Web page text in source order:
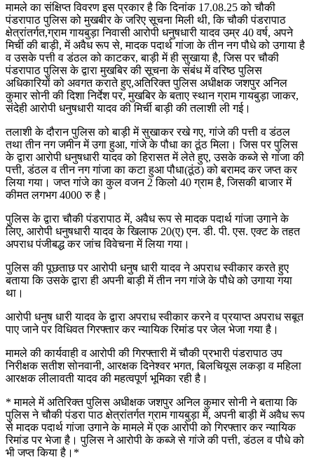
मामले का संक्षिप्त विवरण इस प्रकार है कि दिनांक 17.08.25 को चौकी
पंडरापाठ पुलिस को मुखबीर के जरिए सूचना मिली थी, कि चौकी पंडरापाठ
क्षेत्रांतर्गत,ग्राम गायबुड़ा निवासी आरोपी धनुषधारी यादव उम्र 40 वर्ष, अपने
मिर्ची की बाड़ी, में अवैध रूप से, मादक पदार्थ गांजा के तीन नग पौधे को उगाया है
व उसके पत्ती व डंठल को काटकर, बाड़ी में ही सुखाया है, जिस पर चौकी
पंडरापाठ पुलिस के द्वारा मुखबिर की सूचना के संबंध में वरिष्ठ पुलिस
अधिकारियों को अवगत कराते हुए,अतिरिक्त पुलिस अधीक्षक जशपुर अनिल
कुमार सोनी की दिशा निर्देश पर, मुखबिर के बताए स्थान ग्राम गायबुड़ा जाकर,
संदेही आरोपी धनुषधारी यादव की मिर्ची बाड़ी की तलाशी ली गई।
तलाशी के दौरान पुलिस को बाड़ी में सुखाकर रखे गए, गांजे की पत्ती व डंठल
तथा तीन नग जमीन में उगा हुआ, गांजे के पौधा का ठूंठ मिला। जिस पर पुलिस
के द्वारा आरोपी धनुषधारी यादव को हिरासत में लेते हुए, उसके कब्जे से गांजा की
पत्ती, डंठल व तीन नग गांजा का कटा हुआ पौधा(ठूंठ) को बरामद कर जप्त कर
लिया गया। जप्त गांजे का कुल वजन 2 किलो 40 ग्राम है, जिसकी बाजार में
कीमत लगभग 4000 रु है।
पुलिस के द्वारा चौकी पंडरापाठ में, अवैध रूप से मादक पदार्थ गांजा उगाने के
लिए, आरोपी धनुषधारी यादव के खिलाफ 20(ए) एन. डी. पी. एस. एक्ट के तहत
अपराध पंजीबद्ध कर जांच विवेचना में लिया गया।
पुलिस की पूछताछ पर आरोपी धनुष धारी यादव ने अपराध स्वीकार करते हुए
बताया कि उसके द्वारा ही अपनी बाड़ी में तीन नग गांजे के पौधे को उगाया गया
था।
आरोपी धनुष धारी यादव के द्वारा अपराध स्वीकार करने व प्रयाप्त अपराध सबूत
पाए जाने पर विधिवत गिरफ्तार कर न्यायिक रिमांड पर जेल भेजा गया है।
मामले की कार्यवाही व आरोपी की गिरफ्तारी में चौकी प्रभारी पंडरापाठ उप
निरीक्षक सतीश सोनवानी, आरक्षक दिनेश्वर भगत, बिलचियूस लकड़ा व महिला
आरक्षक लीलावती यादव की महत्वपूर्ण भूमिका रही है।
* मामले में अतिरिक्त पुलिस अधीक्षक जशपुर अनिल कुमार सोनी ने बताया कि
पुलिस ने चौकी पंडरा पाठ क्षेत्रांतर्गत ग्राम गायबुड़ा में, अपनी बाड़ी में अवैध रूप
से मादक पदार्थ गांजा उगाने के मामले में एक आरोपी को गिरफ्तार कर न्यायिक
रिमांड पर भेजा है। पुलिस ने आरोपी के कब्जे से गांजे की पत्ती, डंठल व पौधे को
भी जप्त किया है।*